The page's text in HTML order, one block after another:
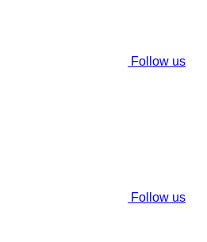
Follow us
Follow us